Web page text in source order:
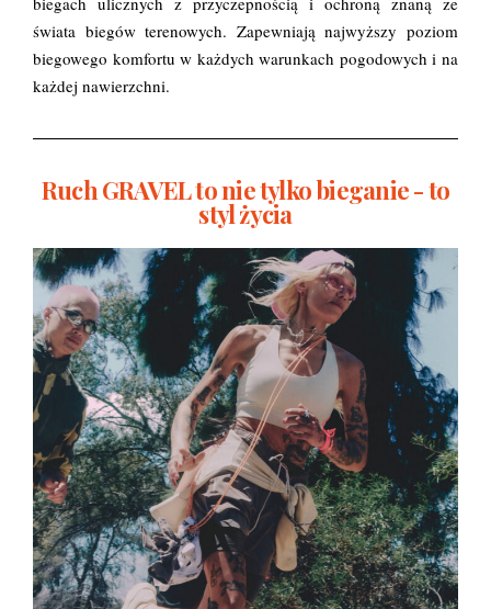
świata biegów terenowych. Zapewniają najwyższy poziom
biegowego komfortu w każdych warunkach pogodowych i na
każdej nawierzchni.
Ruch GRAVEL to nie tylko bieganie - to
styl życia